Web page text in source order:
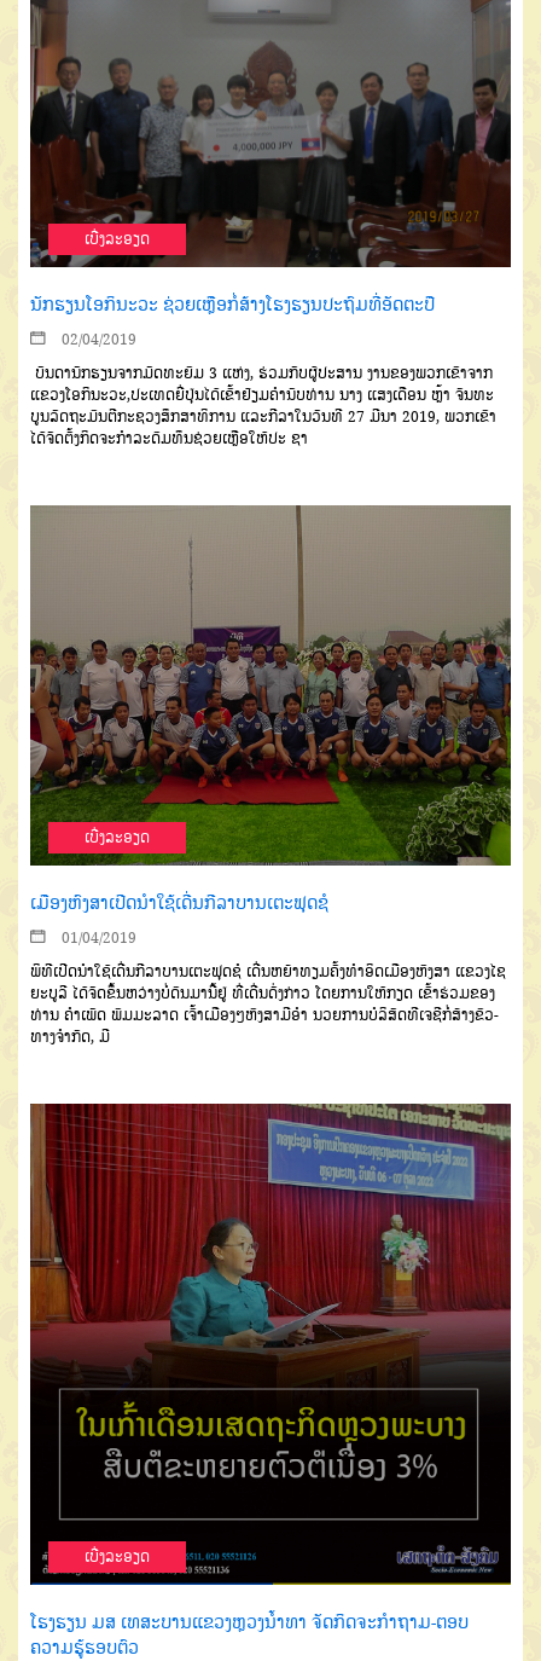
ເບີ່ງລະອຽດ
ນັກຮຽນໂອກິນະວະ ຊ່ວຍເຫຼືອກໍ່ສ້າງໂຮງຮຽນປະຖົມທີ່ອັດຕະປື
02/04/2019
ບັນດານັກຮຽນຈາກມັດທະຍົມ 3 ແຫ່ງ, ຮ່ວມກັບຜູ້ປະສານ ງານຂອງພວກເຂົາຈາກ
ແຂວງໂອກິນະວະ,ປະເທດຍີ່ປຸ່ນໄດ້ເຂົ້າຢ້ຽມຄຳນັບທ່ານ ນາງ ແສງເດືອນ ຫຼ້າ ຈັນທະ
ບູນລັດຖະມົນຕີກະຊວງສຶກສາທິການ ແລະກີລາໃນວັນທີ 27 ມີນາ 2019, ພວກເຂົາ
ໄດ້ຈັດຕັ້ງກິດຈະກຳລະດົມທຶນຊ່ວຍເຫຼືອໃຫ້ປະ ຊາ
ເບີ່ງລະອຽດ
ເມືອງຫົງສາເປີດນຳໃຊ້ເດີ່ນກີລາບານເຕະຟຸດຊໍ
01/04/2019
ພິທີເປີດນຳໃຊ້ເດີ່ນກີລາບານເຕະຟຸດຊໍ ເດີ່ນຫຍ້າທຽມຄັ້ງທໍາອິດເມືອງຫົງສາ ແຂວງໄຊ
ຍະບູລີ ໄດ້ຈັດຂຶ້ນຫວ່າງບໍ່ດົນມານີ້ຢູ່ ທີ່ເດີ່ນດັ່ງກ່າວ ໂດຍການໃຫ້ກຽດ ເຂົ້າຮ່ວມຂອງ
ທ່ານ ຄໍາເພັດ ພົມມະລາດ ເຈົ້າເມືອງໆຫົງສາມີອໍາ ນວຍການບໍລິສັດທີເຈຊີກໍ່ສ້າງຂົວ-
ທາງຈໍາກັດ, ມີ
ເບີ່ງລະອຽດ
ໂຮງຮຽນ ມສ ເທສະບານແຂວງຫຼວງນໍ້າທາ ຈັດກິດຈະກຳຖາມ-ຕອບ
ຄວາມຮູ້ຮອບຕົວ